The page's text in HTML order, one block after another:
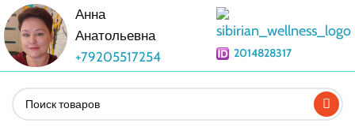
Анна
Анатольевна
+79205517254
2014828317